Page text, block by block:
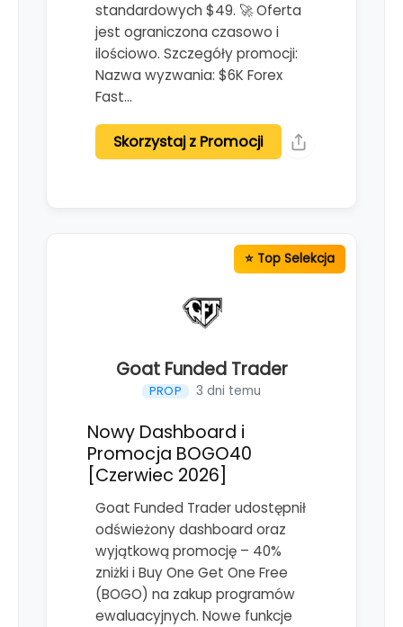
standardowych $49. 🚀 Oferta
jest ograniczona czasowo i
ilościowo. Szczegóły promocji:
Nazwa wyzwania: $6K Forex
Fast…
Skorzystaj z Promocji
Goat Funded Trader
PROP 3 dni temu
Nowy Dashboard i
Promocja BOGO40
[Czerwiec 2026]
Goat Funded Trader udostępnił
odświeżony dashboard oraz
wyjątkową promocję – 40%
zniżki i Buy One Get One Free
(BOGO) na zakup programów
ewaluacyjnych. Nowe funkcje